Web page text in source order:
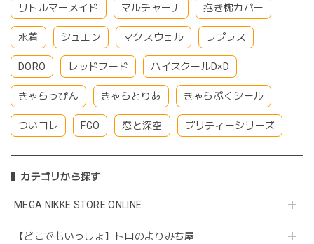
リトルマーメイド マルチャーナ 抱き枕カバー
水着 シュエン マクスウェル ラプラス
DORO レッドフード ハイスクールD×D
きゃらっぴん きゃらとりあ きゃらぷくシール
ついコレ FGO 恋と深空 プリティーシリーズ
カテゴリから探す
MEGA NIKKE STORE ONLINE
【どこでもいっしょ】トロのよりみち屋